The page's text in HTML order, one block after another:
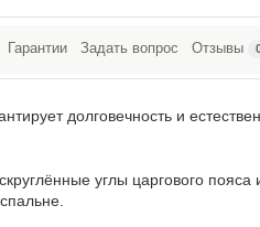
Гарантии Задать вопрос Отзывы
долговечность и
углы царгового пояса